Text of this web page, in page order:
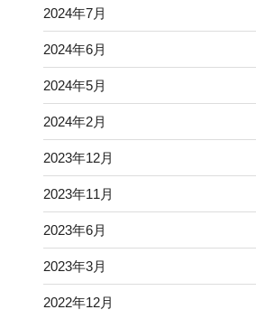
2024年7月
2024年6月
2024年5月
2024年2月
2023年12月
2023年11月
2023年6月
2023年3月
2022年12月